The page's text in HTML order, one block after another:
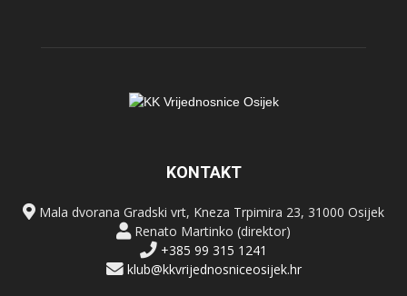
KONTAKT
Mala dvorana Gradski vrt, Kneza Trpimira 23, 31000 Osijek
Renato Martinko (direktor)
+385 99 315 1241
klub@kkvrijednosniceosijek.hr